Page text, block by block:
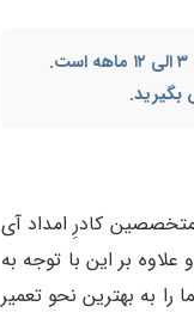
کادرِ امداد آی
بر این با توجه به
به بهترین نحو تعمیر